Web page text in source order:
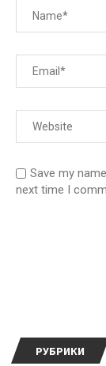
Save my
next time I
РУБРИКИ